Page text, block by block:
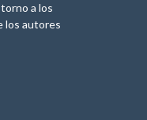
a los
los autores